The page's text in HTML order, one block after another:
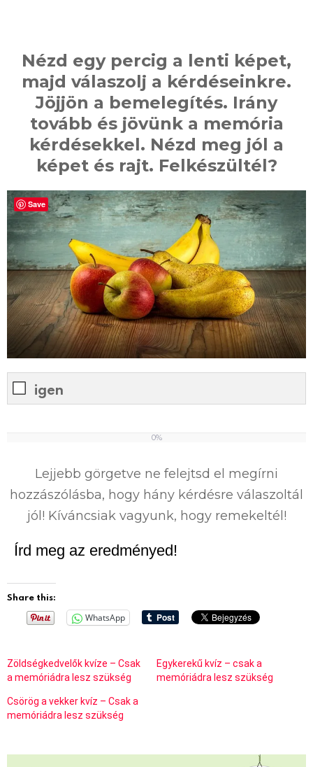
Nézd egy percig a lenti képet,
majd válaszolj a kérdéseinkre.
Jöjjön a bemelegítés. Irány
tovább és jövünk a memória
kérdésekkel. Nézd meg jól a
képet és rajt. Felkészültél?
igen
0%
Lejjebb görgetve ne felejtsd el megírni
hozzászólásba, hogy hány kérdésre válaszoltál
jól! Kíváncsiak vagyunk, hogy remekeltél!
Írd meg az eredményed!
Share this:
WhatsApp
Zöldségkedvelők kvíze – Csak
a memóriádra lesz szükség
Egykerekű kvíz – csak a
memóriádra lesz szükség
Csörög a vekker kvíz – Csak a
memóriádra lesz szükség
Save